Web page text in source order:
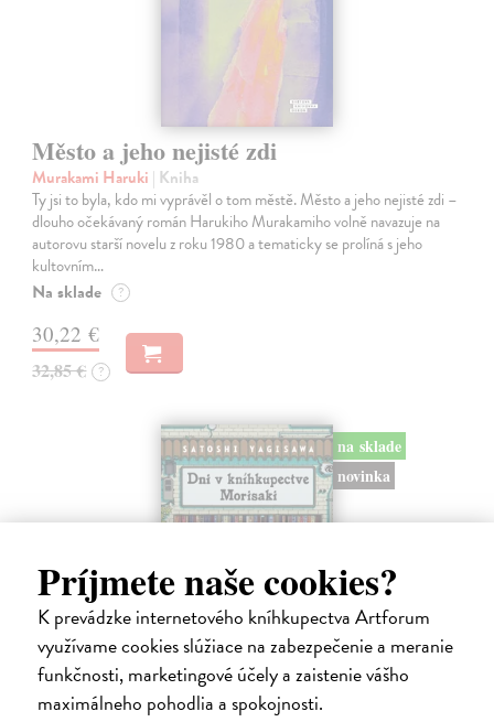
Príjmete naše cookies?
K prevádzke internetového kníhkupectva Artforum
využívame cookies slúžiace na zabezpečenie a meranie
funkčnosti, marketingové účely a zaistenie vášho
maximálneho pohodlia a spokojnosti.
Město a jeho nejisté zdi
Murakami Haruki | Kniha
Ty jsi to byla, kdo mi vyprávěl o tom městě. Město a jeho nejisté zdi –
dlouho očekávaný román Harukiho Murakamiho volně navazuje na
autorovu starší novelu z roku 1980 a tematicky se prolíná s jeho
kultovním…
Na sklade ?
30,22 €
32,85 € ?
na sklade
novinka
Dni v kníhkupectve Morisaki